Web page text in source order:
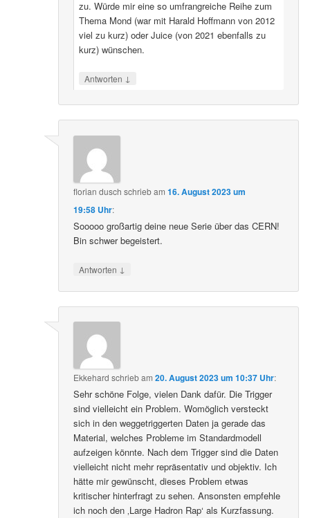
zu. Würde mir eine so umfrangreiche Reihe zum
Thema Mond (war mit Harald Hoffmann von 2012
viel zu kurz) oder Juice (von 2021 ebenfalls zu
kurz) wünschen.
Antworten ↓
florian dusch schriebam16. August 2023 um
19:58 Uhr:
Sooooo großartig deine neue Serie über das CERN!
Bin schwer begeistert.
Antworten ↓
Ekkehard schriebam20. August 2023 um 10:37 Uhr:
Sehr schöne Folge, vielen Dank dafür. Die Trigger
sind vielleicht ein Problem. Womöglich versteckt
sich in den weggetriggerten Daten ja gerade das
Material, welches Probleme im Standardmodell
aufzeigen könnte. Nach dem Trigger sind die Daten
vielleicht nicht mehr repräsentativ und objektiv. Ich
hätte mir gewünscht, dieses Problem etwas
kritischer hinterfragt zu sehen. Ansonsten empfehle
ich noch den ‚Large Hadron Rap‘ als Kurzfassung.